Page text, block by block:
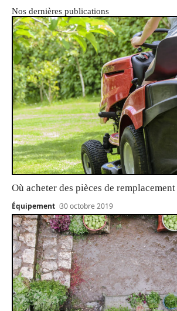
Nos dernières publications
Où acheter des pièces de
Équipement 30 octobre 2019